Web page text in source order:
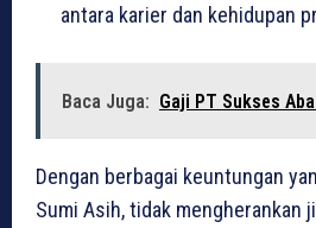
antara karier dan kehidupan
Baca Juga: Gaji PT Sukses
Dengan berbagai keuntungan
Sumi Asih, tidak mengherankan